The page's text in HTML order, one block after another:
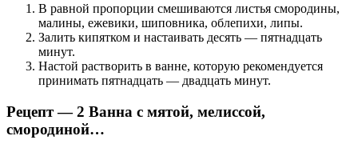
В равной пропорции смешиваются листья смородины,
малины, ежевики, шиповника, облепихи, липы.
Залить кипятком и настаивать десять — пятнадцать
минут.
Настой растворить в ванне, которую рекомендуется
принимать пятнадцать — двадцать минут.
Рецепт — 2 Ванна с мятой, мелиссой,
смородиной…